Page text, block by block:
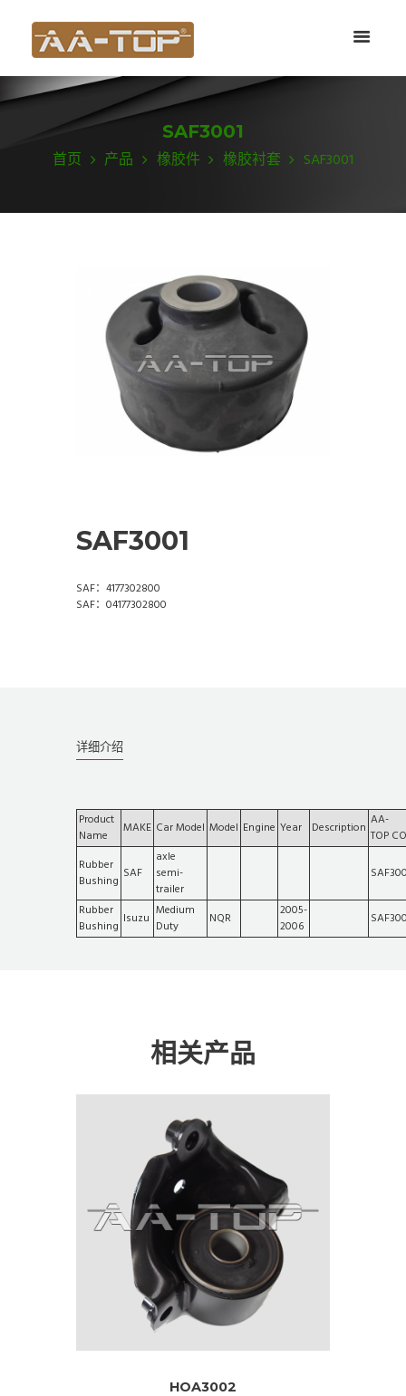
SAF3001
首页 产品 橡胶件 橡胶衬套 SAF3001
SAF3001
SAF：4177302800
SAF：04177302800
详细介绍
Product
Name
MAKE Car Model Model Engine Year Description AA-
TOP
Rubber
Bushing SAF
axle
semi-
trailer
Rubber
Bushing Isuzu Medium
Duty
NQR
2005-
2006
相关产品
HOA3002